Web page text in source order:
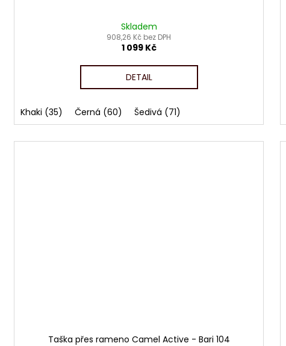
Skladem
908,26 Kč bez DPH
1 099 Kč
DETAIL
Khaki (35) Černá (60) Šedivá (71)
Taška přes rameno Camel Active - Bari 104